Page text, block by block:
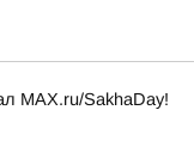
MAX.ru/SakhaDay!